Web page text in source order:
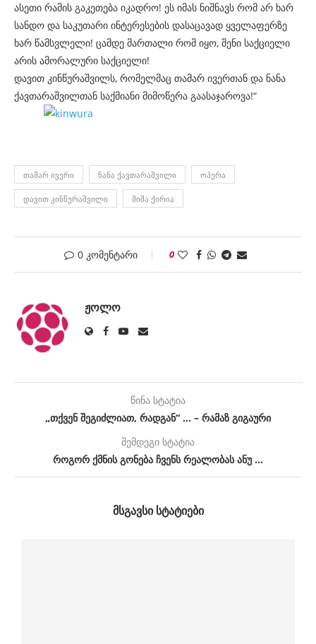
ასეთი რამის გაკეთება იკადრო! ეს იმას ნიშნავს რომ არ ხარ
სანდო და საკუთარი ინტერესების დასაცავად ყველაფერზე
ხარ წამსვლელი! ცამდე მართალი რომ იყო, შენი საქციელი
არის ამორალური საქციელი!
დავით კინწურაშვილს, რომელმაც თამარ ივერთან და ნანა
ქავთარაშვილთან საქმიანი მიმოწერა გაასაჯაროვა!“
ᲗᲐᲛᲐᲠ ᲘᲕᲔᲠᲘ ᲜᲐᲜᲐ ᲥᲐᲕᲗᲐᲠᲐᲨᲕᲘᲚᲘ ᲝᲞᲔᲠᲐ
ᲓᲐᲕᲘᲗ ᲙᲘᲜᲬᲣᲠᲐᲨᲕᲘᲚᲘ ᲛᲘᲨᲐ ᲥᲘᲠᲘᲐ
0 კომენტარი 0
ᲟᲝᲚᲝ
წინა სტატია
„თქვენ შეგიძლიათ, რადგან“ … – რამაზ გიგაური
შემდეგი სტატია
როგორ ქმნის გონება ჩვენს რეალობას ანუ …
ᲛᲡᲒᲐᲕᲡᲘ ᲡᲢᲐᲢᲘᲔᲑᲘ